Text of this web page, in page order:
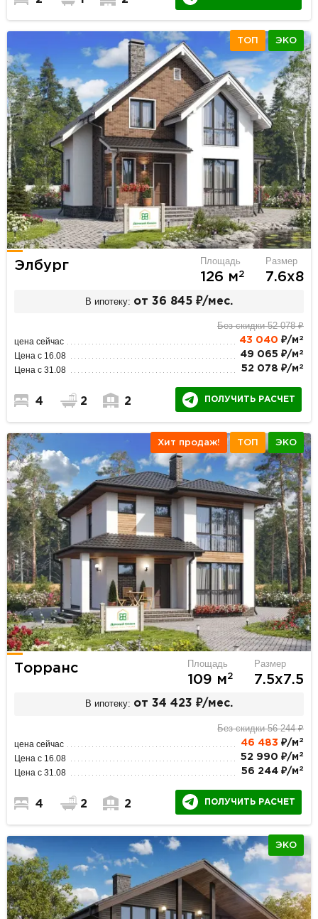
ТОП ЭКО
Элбург Площадь
126 м2
Размер
7.6х8
В ипотеку: от 36 845 ₽/мес.
Без скидки 52 078 ₽
цена сейчас 43 040 ₽/м 2
Цена с 16.08 49 065 ₽/м 2
Цена с 31.08 52 078 ₽/м 2
4 2 2 ПОЛУЧИТЬ РАСЧЕТ
Хит продаж! ТОП ЭКО
Торранс Площадь
109 м2
Размер
7.5х7.5
В ипотеку: от 34 423 ₽/мес.
Без скидки 56 244 ₽
цена сейчас 46 483 ₽/м 2
Цена с 16.08 52 990 ₽/м 2
Цена с 31.08 56 244 ₽/м 2
4 2 2 ПОЛУЧИТЬ РАСЧЕТ
ЭКО